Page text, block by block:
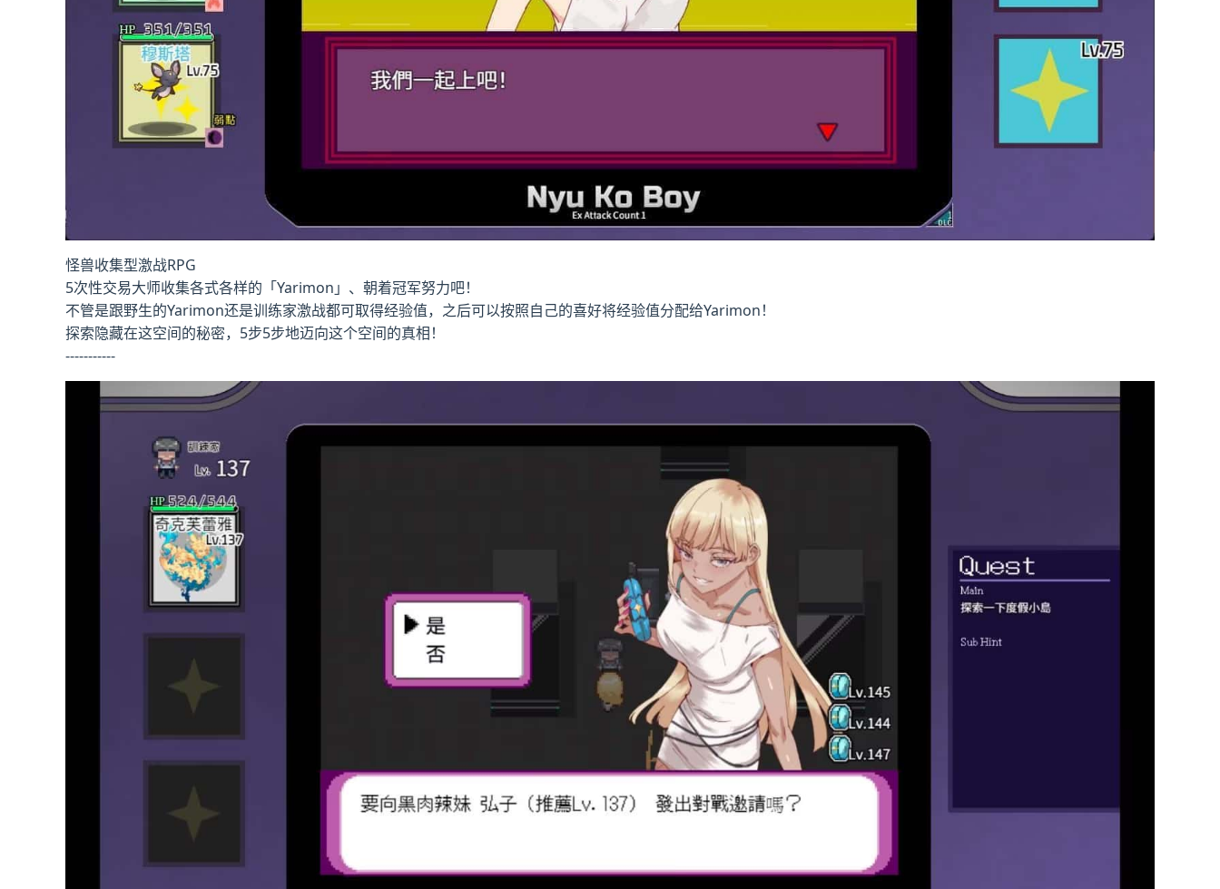
怪兽收集型激战RPG
5次性交易大师收集各式各样的「Yarimon」、朝着冠军努力吧！
不管是跟野生的Yarimon还是训练家激战都可取得经验值，之后可以按照自己的喜好将经验值分配给Yarimon！
探索隐藏在这空间的秘密，5步5步地迈向这个空间的真相！
-----------